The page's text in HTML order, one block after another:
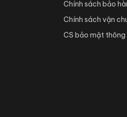
Chính sách bảo
Chính sách vận
CS bảo mật thông